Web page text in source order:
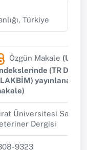
Türkiye
Özgün Makale
(TR Dizin,
yayınlanan
Üniversitesi Sağlık
Dergisi
9323